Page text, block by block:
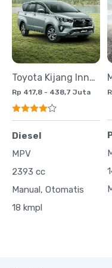
Toyota Kijang Innova
Rp 417,8 - 438,7 Juta
Diesel
MPV
2393 cc
Manual, Otomatis
18 kmpl